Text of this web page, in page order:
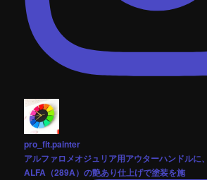
pro_fit.painter
アルファロメオジュリア用アウターハンドルに
ALFA（289A）の艶あり仕上げで塗装を施